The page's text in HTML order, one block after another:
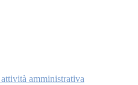
amministrativa